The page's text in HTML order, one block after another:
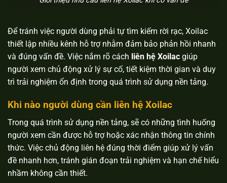
Để tránh việc người dùng phải tự tìm kiếm rời rạc, Xoilac
thiết lập nhiều kênh hỗ trợ nhằm đảm bảo phản hồi nhanh
và đúng vấn đề. Việc nắm rõ cách liên hệ Xoilac giúp
người xem chủ động xử lý sự cố, tiết kiệm thời gian và duy
trì trải nghiệm ổn định trong quá trình sử dụng nền tảng.
Khi nào người dùng cần liên hệ Xoilac
Trong quá trình sử dụng nền tảng, sẽ có những tình huống
người xem cần được hỗ trợ hoặc xác nhận thông tin chính
thức. Việc chủ động liên hệ đúng thời điểm giúp xử lý vấn
đề nhanh hơn, tránh gián đoạn trải nghiệm và hạn chế hiểu
nhầm không cần thiết.